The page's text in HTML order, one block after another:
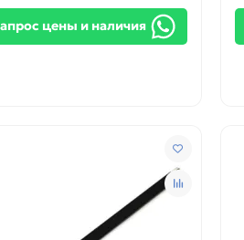
цены и наличия